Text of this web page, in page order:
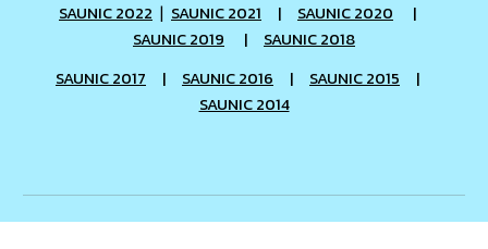
SAUNIC 2022 | SAUNIC 2021 | SAUNIC 2020
|
SAUNIC 2019
| SAUNIC 2018
SAUNIC 2017 | SAUNIC 2016 | SAUNIC 2015 |
SAUNIC 2014